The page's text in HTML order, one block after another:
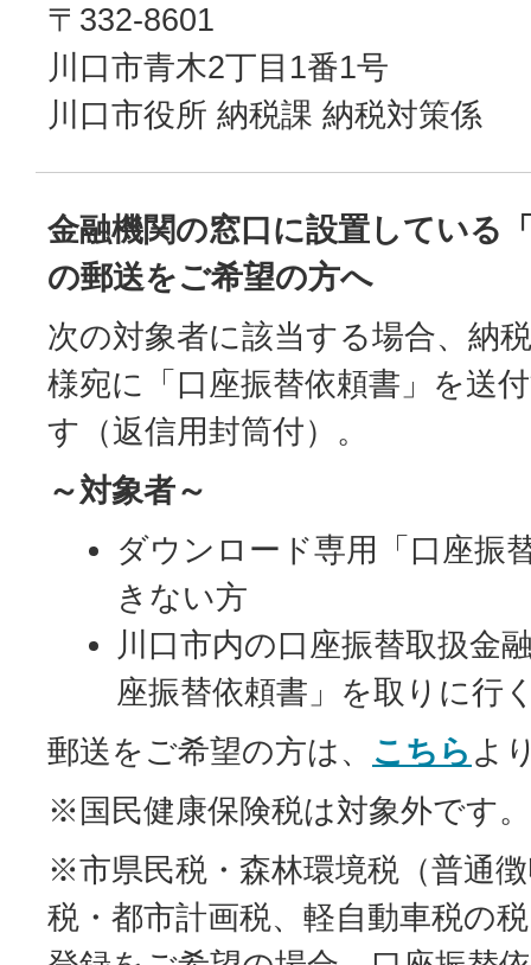
〒332-8601
川口市青木2丁目1番1号
川口市役所 納税課 納税対策係
金融機関の窓口に設置している
の郵送をご希望の方へ
次の対象者に該当する場合、納
様宛に「口座振替依頼書」を送
す（返信用封筒付）。
～対象者～
ダウンロード専用「口座振
きない方
川口市内の口座振替取扱金
座振替依頼書」を取りに行
郵送をご希望の方は、 こちら よ
※国民健康保険税は対象外です。
※市県民税・森林環境税（普通
税・都市計画税、軽自動車税の